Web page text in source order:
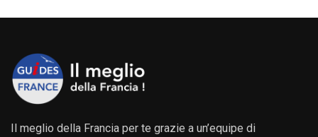
Il meglio della Francia per te grazie a un’equipe di